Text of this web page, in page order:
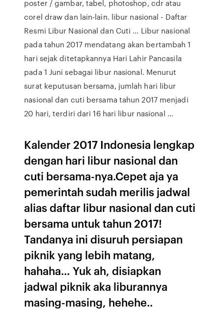
poster / gambar, tabel, photoshop, cdr atau
corel draw dan lain-lain. libur nasional - Daftar
Resmi Libur Nasional dan Cuti ... Libur nasional
pada tahun 2017 mendatang akan bertambah 1
hari sejak ditetapkannya Hari Lahir Pancasila
pada 1 Juni sebagai libur nasional. Menurut
surat keputusan bersama, jumlah hari libur
nasional dan cuti bersama tahun 2017 menjadi
20 hari, terdiri dari 16 hari libur nasional …
Kalender 2017 Indonesia lengkap
dengan hari libur nasional dan
cuti bersama-nya.Cepet aja ya
pemerintah sudah merilis jadwal
alias daftar libur nasional dan cuti
bersama untuk tahun 2017!
Tandanya ini disuruh persiapan
piknik yang lebih matang,
hahaha… Yuk ah, disiapkan
jadwal piknik aka liburannya
masing-masing, hehehe..